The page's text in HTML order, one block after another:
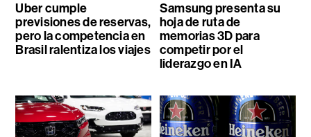
Uber cumple
previsiones de reservas,
pero la competencia en
Brasil ralentiza los viajes
Samsung presenta su
hoja de ruta de
memorias 3D para
competir por el
liderazgo en IA